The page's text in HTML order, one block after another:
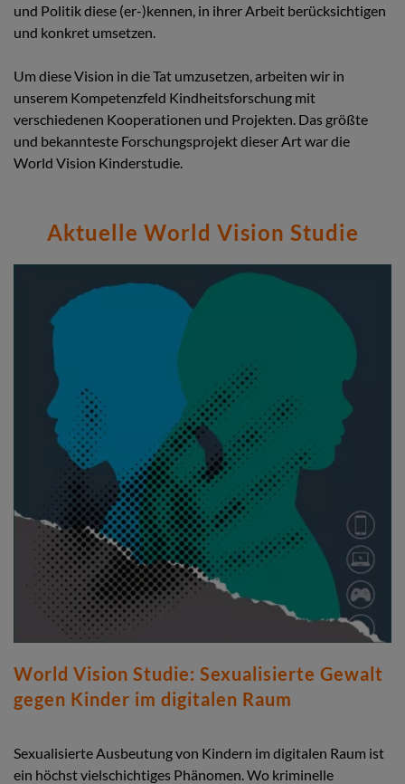
und Politik diese (er-)kennen, in ihrer Arbeit berücksichtigen
und konkret umsetzen.
Um diese Vision in die Tat umzusetzen, arbeiten wir in
unserem Kompetenzfeld Kindheitsforschung mit
verschiedenen Kooperationen und Projekten. Das größte
und bekannteste Forschungsprojekt dieser Art war die
World Vision Kinderstudie.
Aktuelle World Vision Studie
World Vision Studie: Sexualisierte Gewalt
gegen Kinder im digitalen Raum
Sexualisierte Ausbeutung von Kindern im digitalen Raum ist
ein höchst vielschichtiges Phänomen. Wo kriminelle